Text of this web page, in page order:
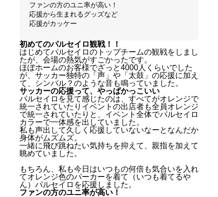
ファンの方のユニ率が高い！
応援から生まれるグッズなど
応援がカッケー
初めてのパルセイロ観戦！！
はじめてパルセイロのトップチームの観戦をしまし
たが、会場の熱気がすごかったです。
ほぼホームのお客様でざっと4000人くらいでした
が、サッカー独特の「声」や「太鼓」の応援に加え
て、シンバル？のような音も鳴っていました。
サッカーの応援って、やっぱかっこいい
パルセイロを見て感じたのは、すべてがオレンジで
統一されていたりイベントの出店者も全員オレンジ
で統一されていたりと、イベント全体でパルセイロ
カラーで一体感を出していました。
私も声出して久しく応援していないなーとなんだか
身体がムズムズ。
一緒に飛び跳ねたい気持ちを抑えて、親指を加えて
眺めていました。
もちろん、私も今日はいつもの何倍も気合いを入れ
てオレンジ色のパーカーを着て（いつも着てるや
ん）パルセイロを応援しました。
ファンの方のユニ率が高い！